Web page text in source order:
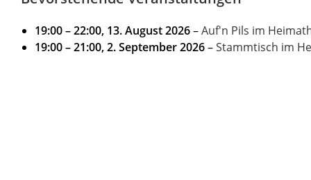
19:00–22:00, 13. August 2026–Auf'n Pils im
19:00–21:00,2. September 2026–Stammtisch im